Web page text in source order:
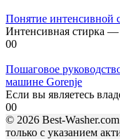
Понятие интенсивной
Интенсивная стирка
00
Пошаговое
машине Gorenje
Если вы являетесь
00
© 2026 Best-
только с указанием